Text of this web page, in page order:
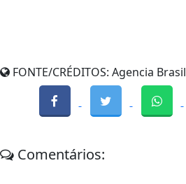
FONTE/CRÉDITOS: Agencia Brasil
Comentários: